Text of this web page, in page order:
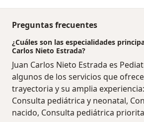
Preguntas frecuentes
¿Cuáles son las especialidades
Carlos Nieto Estrada?
Juan Carlos Nieto Estrada es
algunos de los servicios que
trayectoria y su amplia
Consulta pediátrica y neonatal,
nacido, Consulta pediátrica